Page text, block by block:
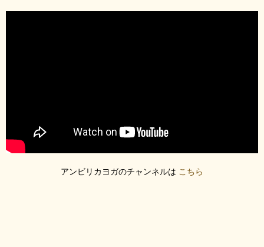
アンビリカヨガのチャンネルは こちら